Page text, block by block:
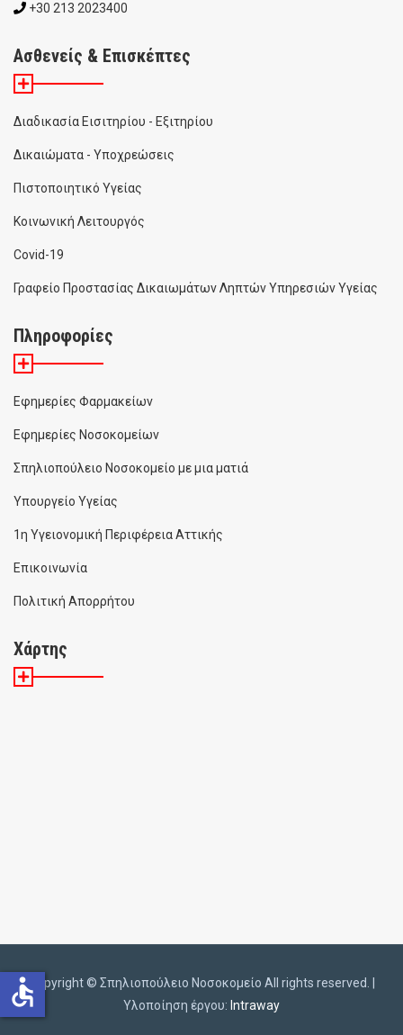
+30 213 2023400
Ασθενείς & Επισκέπτες
Διαδικασία Εισιτηρίου - Εξιτηρίου
Δικαιώματα - Υποχρεώσεις
Πιστοποιητικό Υγείας
Κοινωνική Λειτουργός
Covid-19
Γραφείο Προστασίας Δικαιωμάτων Ληπτών Υπηρεσιών Υγείας
Πληροφορίες
Εφημερίες Φαρμακείων
Εφημερίες Νοσοκομείων
Σπηλιοπούλειο Νοσοκομείο με μια ματιά
Υπουργείο Υγείας
1η Υγειονομική Περιφέρεια Αττικής
Επικοινωνία
Πολιτική Απορρήτου
Χάρτης
Copyright ©️ Σπηλιοπούλειο Νοσοκομείο All rights reserved. |
Υλοποίηση έργου: Intraway
accessible